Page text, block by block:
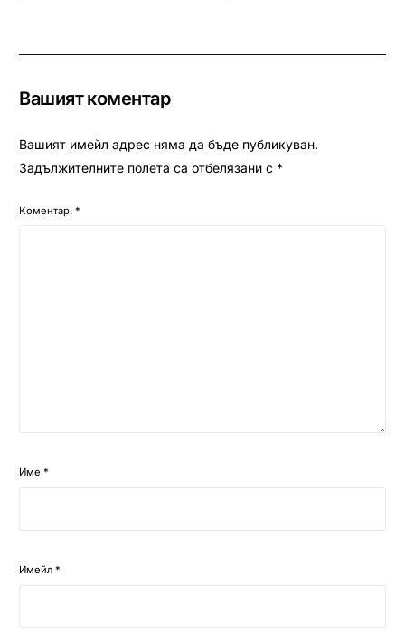
Вашият коментар
Вашият имейл адрес няма да бъде публикуван.
Задължителните полета са отбелязани с *
Коментар:*
Име*
Имейл*